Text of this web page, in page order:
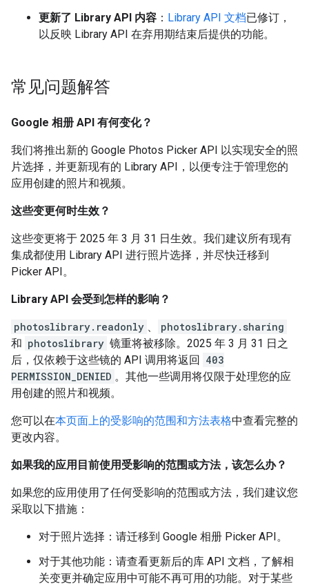
更新了 Library API 内容 ： Library API 文档已修订，
以反映 Library API 在弃用期结束后提供的功能。
常见问题解答
Google 相册 API 有何变化？
我们将推出新的 Google Photos Picker API 以实现安全的照
片选择，并更新现有的 Library API，以便专注于管理您的
应用创建的照片和视频。
这些变更何时生效？
这些变更将于 2025 年 3 月 31 日生效。我们建议所有现有
集成都使用 Library API 进行照片选择，并尽快迁移到
Picker API。
Library API 会受到怎样的影响？
photoslibrary.readonly 、
photoslibrary.sharing
和 photoslibrary 镜重将被移除。2025 年 3 月 31 日之
后，仅依赖于这些镜的 API 调用将返回 403
PERMISSION_DENIED 。其他一些调用将仅限于处理您的应
用创建的照片和视频。
您可以在本页面上的受影响的范围和方法表格中查看完整的
更改内容。
如果我的应用目前使用受影响的范围或方法，该怎么办？
如果您的应用使用了任何受影响的范围或方法，我们建议您
采取以下措施：
对于照片选择：请迁移到 Google 相册 Picker API。
对于其他功能：请查看更新后的库 API 文档，了解相
关变更并确定应用中可能不再可用的功能。对于某些